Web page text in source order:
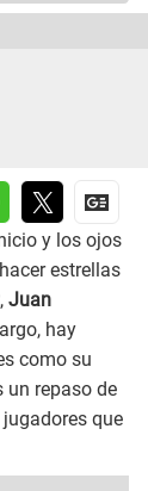
y los ojos
estrellas
, Juan
hay
como su
un repaso de
que